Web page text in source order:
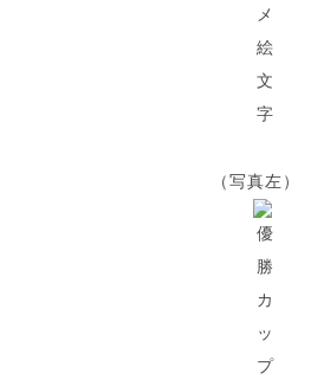
（写真左）